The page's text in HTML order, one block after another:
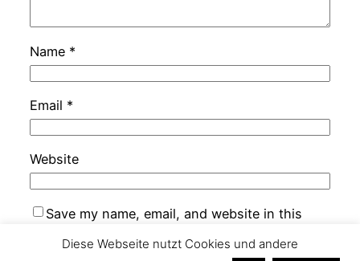
Name *
Email *
Website
Save my name, email, and website in this
Diese Webseite nutzt Cookies und andere